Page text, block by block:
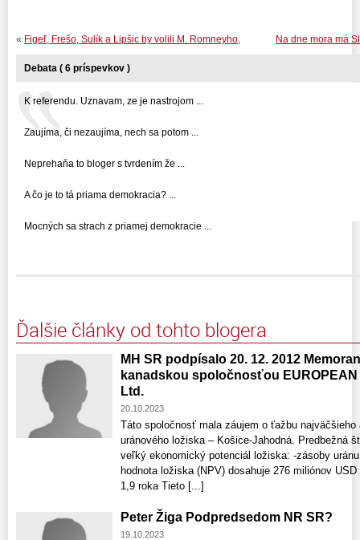
Na dne mora má
« Figeľ, Frešo, Sulík a Lipšic by volili M. Romneyho,
Debata ( 6 príspevkov )
K referendu. Uznavam, ze je nastrojom ...
Zaujíma, či nezaujíma, nech sa potom ...
Neprehaňa to bloger s tvrdením že ...
A čo je to tá priama demokracia? ...
Mocných sa strach z priamej demokracie ...
Ďalšie články od tohto blogera
MH SR podpísalo 20. 12. 2012
kanadskou spoločnosťou EUROPEAN
Ltd.
20.10.2023
Táto spoločnosť mala záujem o ťažbu
uránového ložiska – Košice-Jahodná. Predbežná
veľký ekonomický potenciál ložiska: -zásoby
hodnota ložiska (NPV) dosahuje 276 miliónov
1,9 roka Tieto [...]
Peter Žiga Podpredsedom NR SR?
19.10.2023